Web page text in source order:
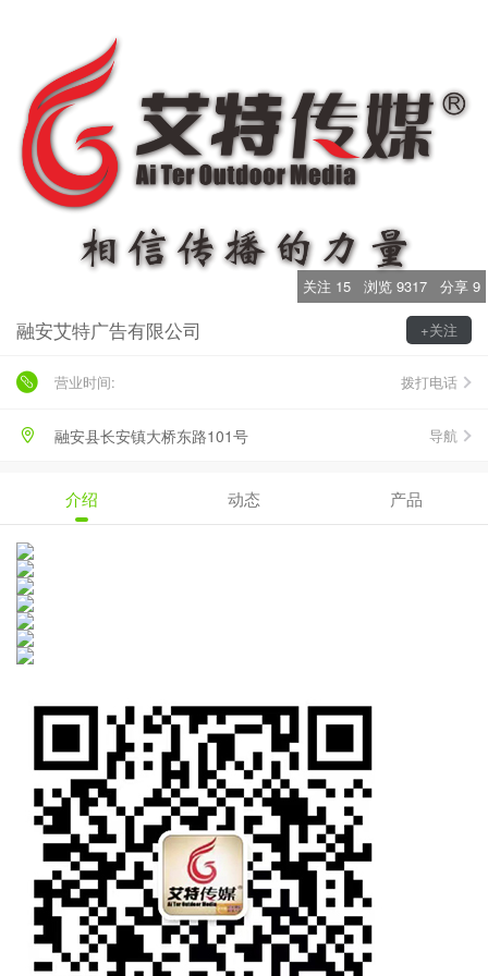
关注 15 浏览 9317 分享 9
融安艾特广告有限公司 +关注
营业时间: 拨打电话
融安县长安镇大桥东路101号 导航
介绍 动态 产品